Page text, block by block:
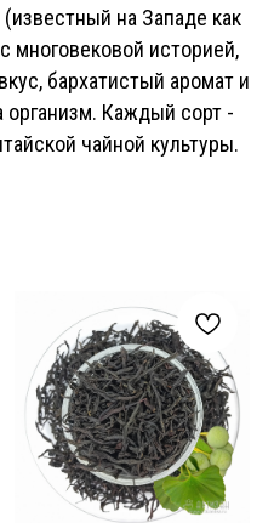
на Западе как
многовековой историей,
бархатистый аромат и
организм. Каждый сорт -
чайной культуры.